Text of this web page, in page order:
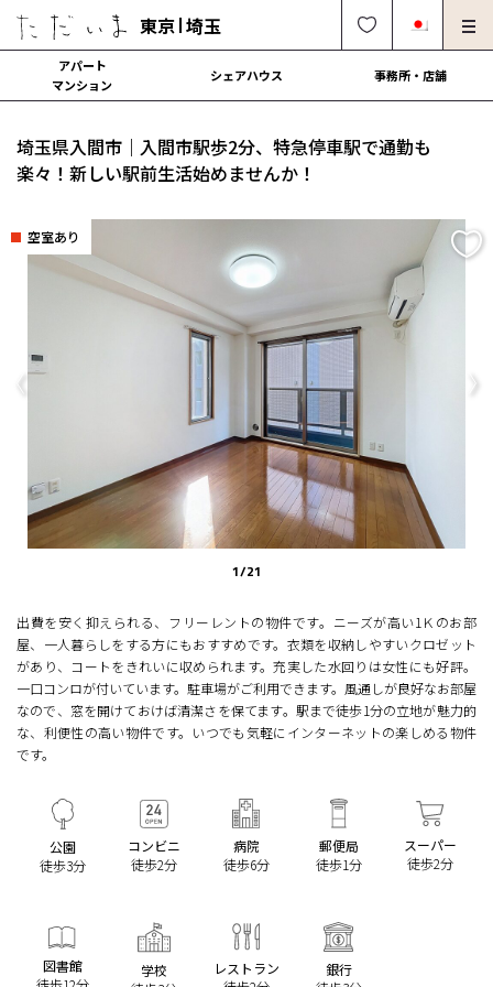
東京 埼玉
0120-249-900
オーナー様向け・管理募集
法人社宅でのご利用
解約・修理・各種依頼
よくある質問
契約の流れ
運営会社
アパート
マンション
シェアハウス 事務所・店舗
埼玉県入間市｜入間市駅歩2分、特急停車駅で通勤も
楽々！新しい駅前生活始めませんか！
空室あり
1/21
出費を安く抑えられる、フリーレントの物件です。ニーズが高い1Ｋのお部
屋、一人暮らしをする方にもおすすめです。衣類を収納しやすいクロゼット
があり、コートをきれいに収められます。充実した水回りは女性にも好評。
一口コンロが付いています。駐車場がご利用できます。風通しが良好なお部屋
なので、窓を開けておけば清潔さを保てます。駅まで徒歩1分の立地が魅力的
な、利便性の高い物件です。いつでも気軽にインターネットの楽しめる物件
です。
公園
徒歩3分
コンビニ
徒歩2分
病院
徒歩6分
郵便局
徒歩1分
スーパー
徒歩2分
図書館
学校
レストラン
銀行